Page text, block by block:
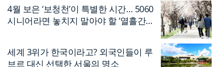
4월 보은 ‘보청천’이 특별한 시간… 5060
시니어라면 놓치지 말아야 할 ‘열흘간의
세계 3위가 한국이라고? 외국인들이 루
브르 대신 선택한 서울의 명소